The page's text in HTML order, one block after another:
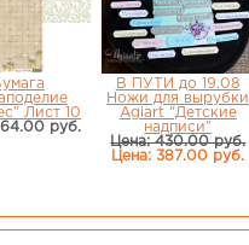
Лист 10
64.00 руб.
В ПУТИ до 19.08
Ножи для вырубки
Agiart "Детские
надписи"
Цена: 430.00 руб.
Цена: 387.00 руб.